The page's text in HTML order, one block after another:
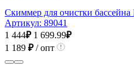
Скиммер для очистки
Артикул: 89041
1 444₽ 1 699.99₽
1 189 ₽/ опт